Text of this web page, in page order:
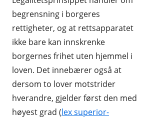
begrensning i borgeres
rettigheter, og at rettsapparatet
ikke bare kan innskrenke
borgernes frihet uten hjemmel i
loven. Det innebærer også at
dersom to lover motstrider
hverandre, gjelder først den med
høyest grad (lex superior-